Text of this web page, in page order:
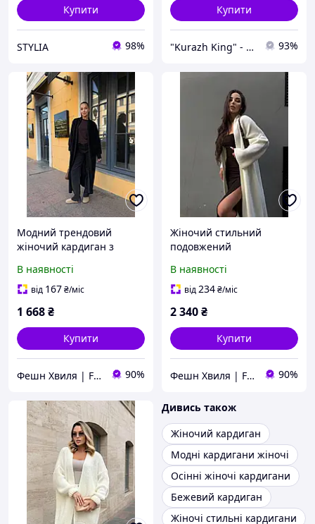
Купити
STYLIA 98%
Купити
"Kurazh King" - мода для всієї родини! 93%
Модний трендовий
жіночий кардиган з
42-48
В наявності
від 167₴/міс
1 668₴
Купити
Фешн Хвиля | Fashion Wave 90%
Жіночий стильний
подовжений
повсякденний кардиган
42-46
В наявності
від234₴/міс
2 340₴
Купити
Фешн Хвиля | Fashion Wave 90%
Дивись також
Жіночий кардиган
Модні кардигани жіночі
Осінні жіночі кардигани
Бежевий кардиган
Жіночі стильні кардигани